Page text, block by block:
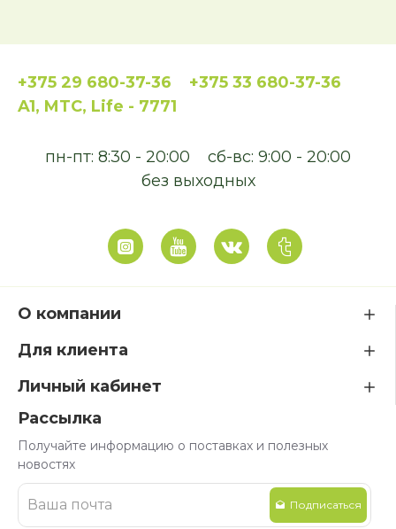
+375 29 680-37-36
+375 33 680-37-36
A1, MTC, Life - 7771
пн-пт: 8:30 - 20:00
сб-вс: 9:00 - 20:00
без выходных
О компании
Для клиента
Личный кабинет
Рассылка
Получайте информацию о поставках и полезных
новостях
Подписаться